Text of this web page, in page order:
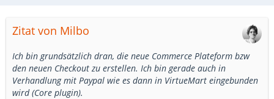
Zitat von Milbo
Ich bin grundsätzlich dran, die neue Commerce Plateform bzw
den neuen Checkout zu erstellen. Ich bin gerade auch in
Verhandlung mit Paypal wie es dann in VirtueMart eingebunden
wird (Core plugin).